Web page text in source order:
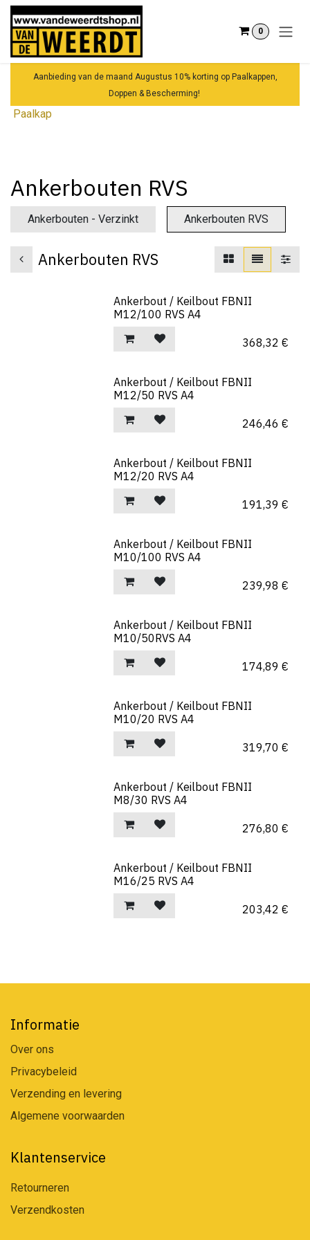
Overslaan naar inhoud
0
Aanbieding van de maand Augustus 10% korting op Paalkappen,
Doppen & Bescherming!
Paalkap
Ankerbouten RVS
Ankerbouten - Verzinkt Ankerbouten RVS
Ankerbouten RVS
Ankerbout / Keilbout FBNII
M12/100 RVS A4
368,32 €
Ankerbout / Keilbout FBNII
M12/50 RVS A4
246,46 €
Ankerbout / Keilbout FBNII
M12/20 RVS A4
191,39 €
Ankerbout / Keilbout FBNII
M10/100 RVS A4
239,98 €
Ankerbout / Keilbout FBNII
M10/50RVS A4
174,89 €
Ankerbout / Keilbout FBNII
M10/20 RVS A4
319,70 €
Ankerbout / Keilbout FBNII
M8/30 RVS A4
276,80 €
Ankerbout / Keilbout FBNII
M16/25 RVS A4
203,42 €
Informatie
Over ons
Privacybeleid
Verzending en levering
Algemene voorwaarden
Klantenservice
Retourneren
Verzendkosten